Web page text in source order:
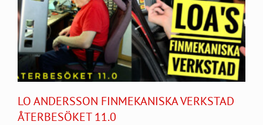
LO ANDERSSON FINMEKANISKA VERKSTAD
ÅTERBESÖKET 11.0